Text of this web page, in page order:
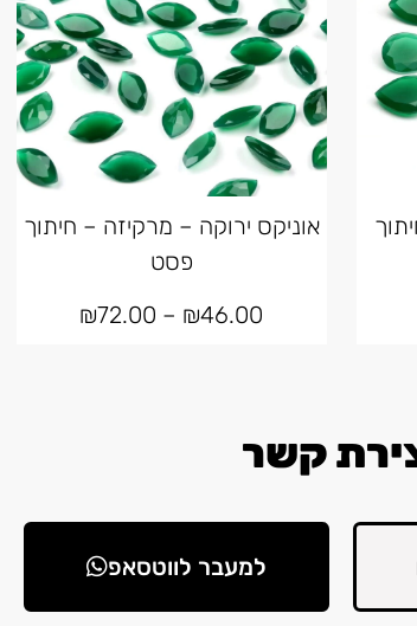
אוניקס ירוקה – מרקיזה – חיתוך
פסט
₪46.00
–
₪72.00
קשר
למעבר לווטסאפ